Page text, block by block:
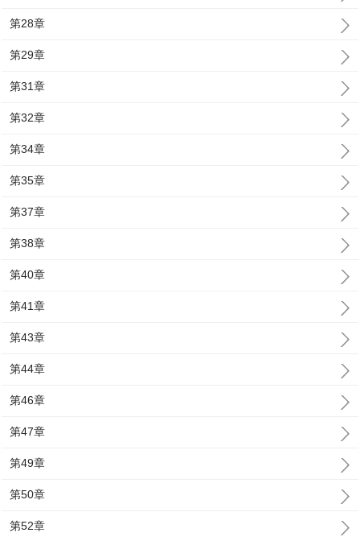
第28章
第29章
第31章
第32章
第34章
第35章
第37章
第38章
第40章
第41章
第43章
第44章
第46章
第47章
第49章
第50章
第52章